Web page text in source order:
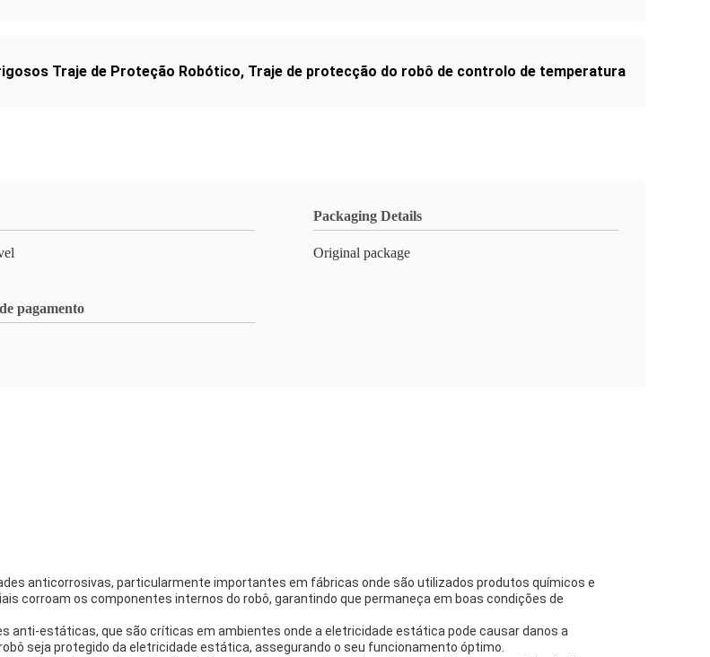
Traje de Proteção Robótico, Traje de protecção do robô de controlo de temperatura
Packaging Details
Original package
pagamento
anticorrosivas, particularmente importantes em fábricas onde são utilizados produtos químicos e
corroam os componentes internos do robô, garantindo que permaneça em boas condições de
estáticas, que são críticas em ambientes onde a eletricidade estática pode causar danos a
seja protegido da eletricidade estática, assegurando o seu funcionamento óptimo.